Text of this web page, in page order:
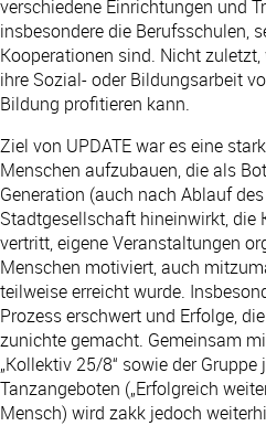
verschiedene Einrichtungen und
insbesondere die Berufsschulen,
Kooperationen sind. Nicht
ihre Sozial- oder Bildungsarbeit
Bildung profitieren kann.
Ziel von UPDATE war es eine
Menschen aufzubauen, die als
Generation (auch nach Ablauf
Stadtgesellschaft hineinwirkt, die
vertritt, eigene Veranstaltungen
Menschen motiviert, auch
teilweise erreicht wurde.
Prozess erschwert und Erfolge,
zunichte gemacht. Gemeinsam
„Kollektiv 25/8“ sowie der
Tanzangeboten („Erfolgreich
Mensch) wird zakk jedoch